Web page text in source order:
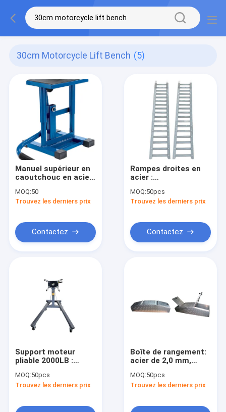
30cm Motorcycle Lift Bench (5)
Manuel supérieur en
caoutchouc en acier
moto de banc
d'ascenseur
MOQ:50
Trouvez les derniers prix
Contactez
Rampes droites en
acier :
183cm, galvanisées
pour la
MOQ:50pcs
Trouvez les derniers prix
Contactez
Support moteur
pliable 2000LB :
900kg pour
réparation
MOQ:50pcs
Trouvez les derniers prix
Boîte de rangement:
acier de 2,0 mm,
supports à gaz pour
atelier/garage/atelier
MOQ:50pcs
Trouvez les derniers prix